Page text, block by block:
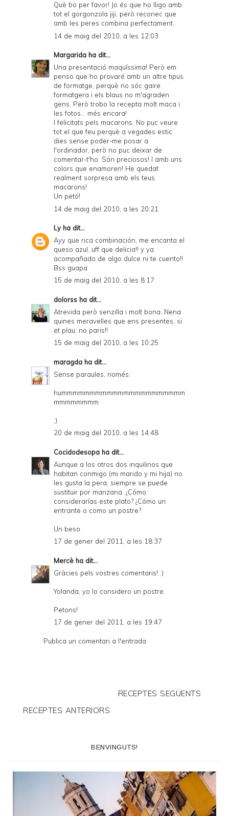
Què bo per favor! Jo és que ho lligo amb
tot el gorgonzola jiji, però reconec que
amb les peres combina perfectament.
14 de maig del 2010, a les 12:03
Margarida ha dit...
Una presentació maquíssima! Però em
penso que ho provaré amb un altre tipus
de formatge, perquè no sóc gaire
formatgera i els blaus no m'agraden
gens. Però trobo la recepta molt maca i
les fotos... més encara!
I felicitats pels macarons. No puc veure
tot el que feu perquè a vegades estic
dies sense poder-me posar a
l'ordinador, però no puc deixar de
comentar-t'ho. Són preciosos! I amb uns
colors que enamoren! He quedat
realment sorpresa amb els teus
macarons!
Un petó!
14 de maig del 2010, a les 20:21
Lyha dit...
Ayy que rica combinación, me encanta el
queso azul, uff que delicia!! y ya
acompañado de algo dulce ni te cuento!!
Bss guapa
15 de maig del 2010, a les 8:17
dolorss ha dit...
Atrevida però senzilla i molt bona. Nena
quines meravelles que ens presentes, si
et plau: no paris!!
15 de maig del 2010, a les 10:25
maragda ha dit...
Sense paraules, només:
hummmmmmmmmmmmmmmmmmmmmm
mmmmmmmm
;)
20 de maig del 2010, a les 14:48
Cocidodesopa ha dit...
Aunque a los otros dos inquilinos que
habitan conmigo (mi marido y mi hija) no
les gusta la pera, siempre se puede
sustituir por manzana. ¿Cómo
considerarías este plato? ¿Cómo un
entrante o como un postre?
Un beso.
17 de gener del 2011, a les 18:37
Mercè ha dit...
Gràcies pels vostres comentaris! :)
Yolanda, yo lo considero un postre.
Petons!
17 de gener del 2011, a les 19:47
Publica un comentari a l'entrada
RECEPTES SEGÜENTS
RECEPTES ANTERIORS
BENVINGUTS!